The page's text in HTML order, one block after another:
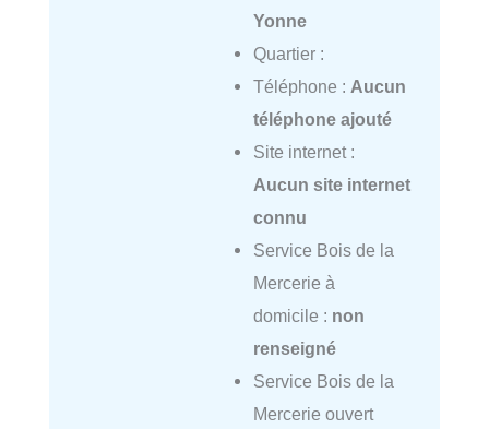
Yonne
Quartier :
Téléphone : Aucun
téléphone ajouté
Site internet :
Aucun site internet
connu
Service Bois de la
Mercerie à
domicile : non
renseigné
Service Bois de la
Mercerie ouvert